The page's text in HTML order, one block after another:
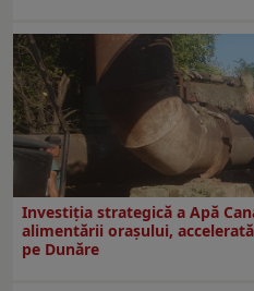
Investiția strategică a Apă
alimentării orașului,
pe Dunăre